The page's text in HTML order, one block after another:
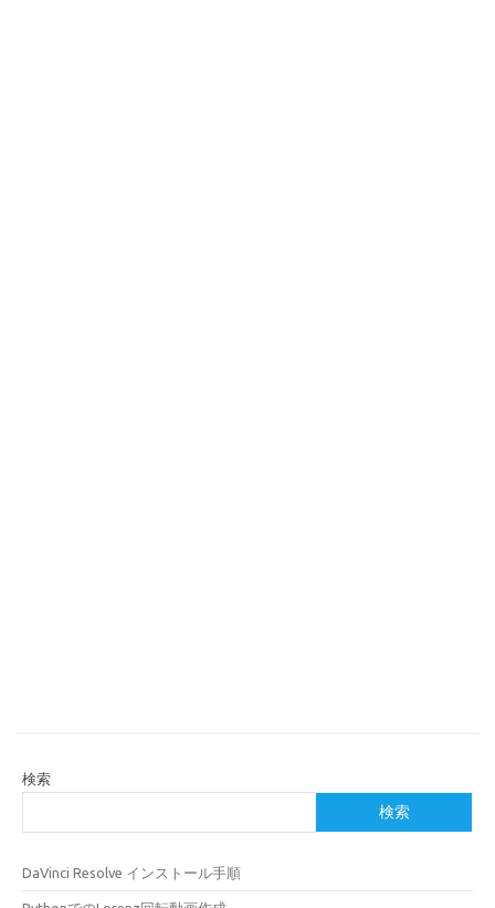
検索
検索
DaVinci Resolve インストール手順